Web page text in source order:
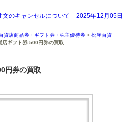
ンセルについて 2025年12月05日 【
貨店商品券・ギフト券・株主優待券 >松屋百貨
店ギフト券 500円券の買取
円券の買取